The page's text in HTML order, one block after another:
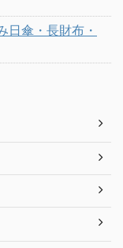
日傘・長財布・